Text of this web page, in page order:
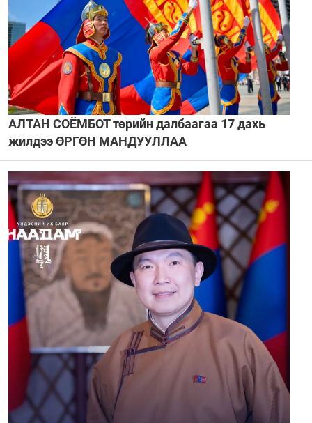
АЛТАН СОЁМБОТ төрийн далбаагаа 17 дахь
жилдээ ӨРГӨН МАНДУУЛЛАА